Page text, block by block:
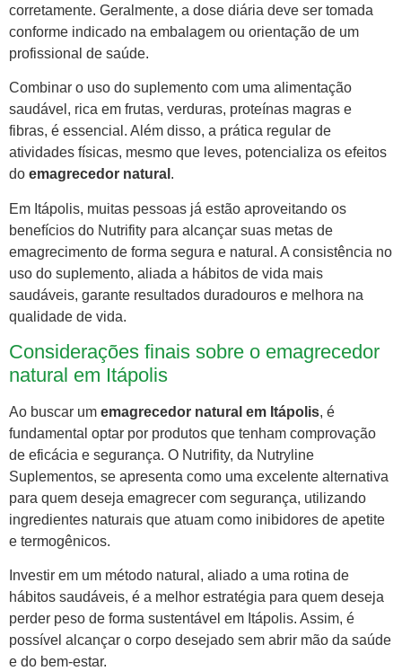
corretamente. Geralmente, a dose diária deve ser tomada
conforme indicado na embalagem ou orientação de um
profissional de saúde.
Combinar o uso do suplemento com uma alimentação
saudável, rica em frutas, verduras, proteínas magras e
fibras, é essencial. Além disso, a prática regular de
atividades físicas, mesmo que leves, potencializa os efeitos
do emagrecedor natural .
Em Itápolis, muitas pessoas já estão aproveitando os
benefícios do Nutrifity para alcançar suas metas de
emagrecimento de forma segura e natural. A consistência no
uso do suplemento, aliada a hábitos de vida mais
saudáveis, garante resultados duradouros e melhora na
qualidade de vida.
Considerações finais sobre o emagrecedor
natural em Itápolis
Ao buscar um emagrecedor natural em Itápolis, é
fundamental optar por produtos que tenham comprovação
de eficácia e segurança. O Nutrifity, da Nutryline
Suplementos, se apresenta como uma excelente alternativa
para quem deseja emagrecer com segurança, utilizando
ingredientes naturais que atuam como inibidores de apetite
e termogênicos.
Investir em um método natural, aliado a uma rotina de
hábitos saudáveis, é a melhor estratégia para quem deseja
perder peso de forma sustentável em Itápolis. Assim, é
possível alcançar o corpo desejado sem abrir mão da saúde
e do bem-estar.